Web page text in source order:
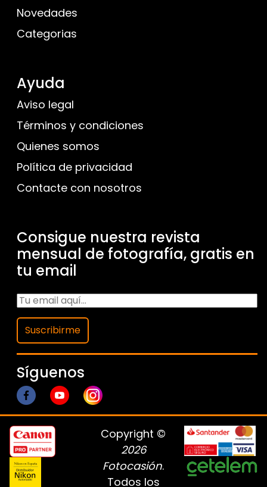
Novedades
Categorias
Ayuda
Aviso legal
Términos y condiciones
Quienes somos
Política de privacidad
Contacte con nosotros
Consigue nuestra revista
mensual de fotografía, gratis en
tu email
Suscribirme
Síguenos
Copyright ©
2026
Fotocasión.
Todos los